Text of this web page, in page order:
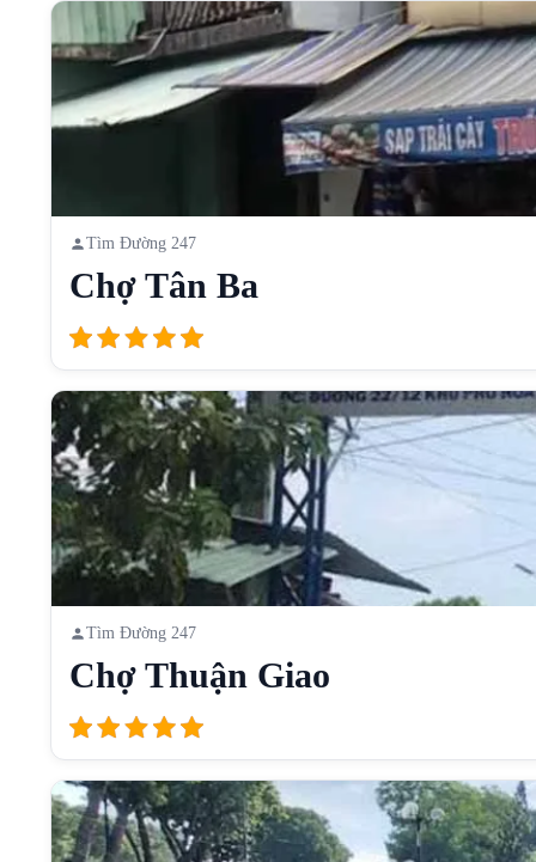
Tìm Đường 247
Chợ Tân Ba
Tìm Đường 247
Chợ Thuận Giao